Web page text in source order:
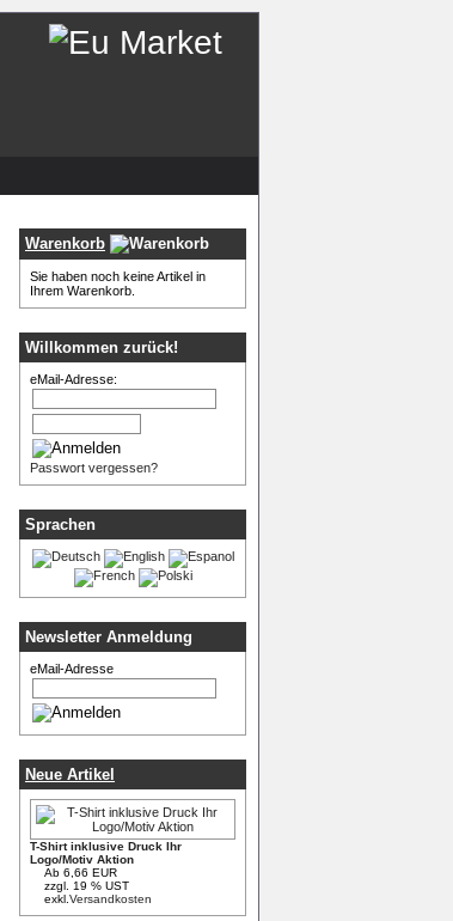
Warenkorb
Sie haben noch keine Artikel in
Ihrem Warenkorb.
Willkommen zurück!
eMail-Adresse:
Passwort vergessen?
Sprachen
Newsletter Anmeldung
eMail-Adresse
Neue Artikel
T-Shirt inklusive Druck Ihr
Logo/Motiv Aktion
Ab 6,66 EUR
zzgl. 19 % UST
exkl. Versandkosten